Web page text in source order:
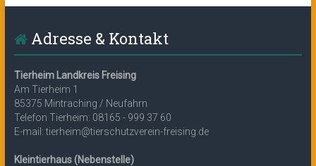
Adresse & Kontakt
Tierheim Landkreis Freising
Am Tierheim 1
85375 Mintraching / Neufahrn
Telefon Tierheim: 08165 - 999 37 60
E-mail: tierheim@tierschutzverein-freising.de
Kleintierhaus (Nebenstelle)